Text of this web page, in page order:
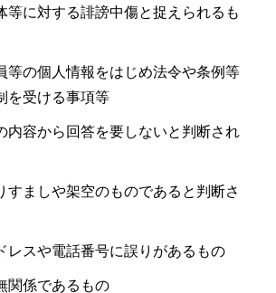
等に対する誹謗中傷と捉えられるも
等の個人情報をはじめ法令や条例等
を受ける事項等
内容から回答を要しないと判断され
すましや架空のものであると判断さ
レスや電話番号に誤りがあるもの
関係であるもの